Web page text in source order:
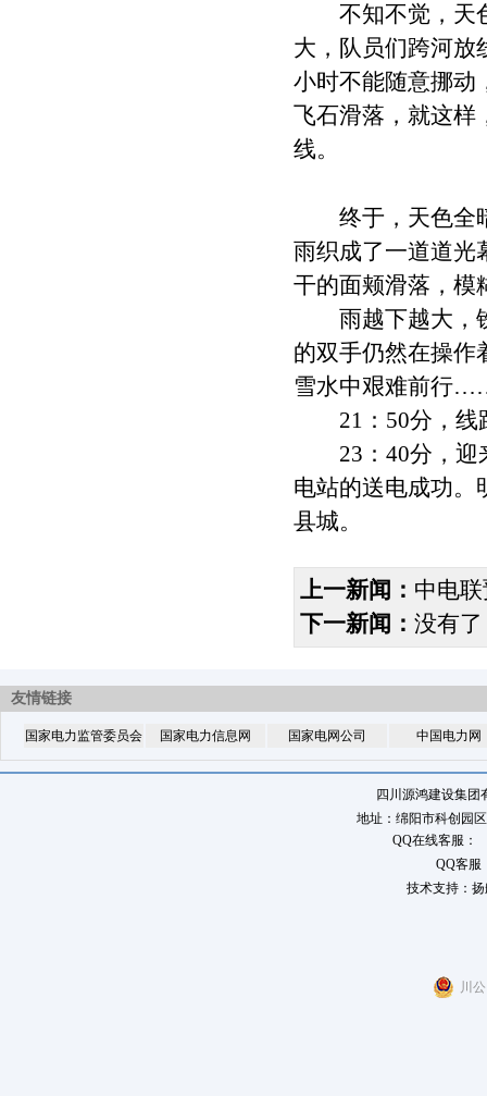
不知不觉，天色
大，队员们跨河放
小时不能随意挪动
飞石滑落，就这样
线。
终于，天色全暗
雨织成了一道道光
干的面颊滑落，模
雨越下越大，铁
的双手仍然在操作
雪水中艰难前行
21：50分，线
23：40分，迎来
电站的送电成功。
县城。
上一新闻： 中电
下一新闻： 没有
友情链接
国家电力监管委员会 国家电力信息网 国家电网公司 中国电力网
四川源鸿建设集
地址：绵阳市科创园
QQ在线客服：
QQ客服
技术支持：
川